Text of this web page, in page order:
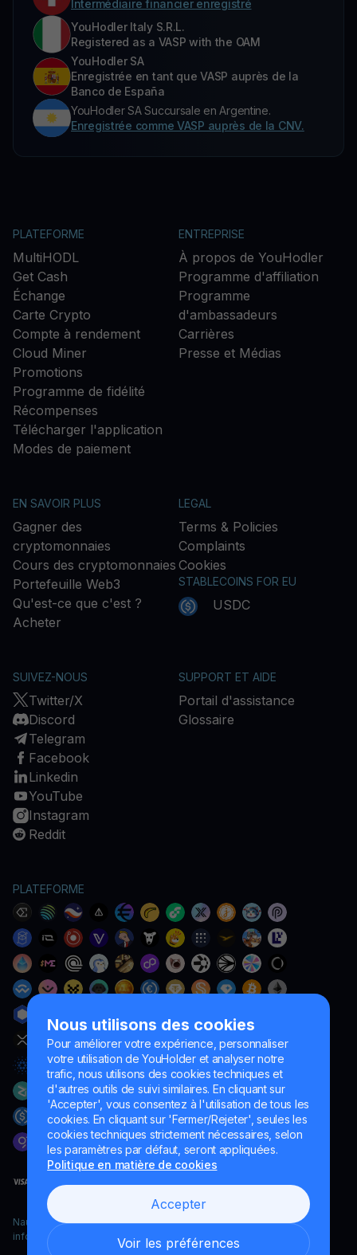
Nous utilisons des cookies
Pour améliorer votre expérience, personnaliser
votre utilisation de YouHolder et analyser notre
trafic, nous utilisons des cookies techniques et
d'autres outils de suivi similaires. En cliquant sur
'Accepter', vous consentez à l'utilisation de tous les
cookies. En cliquant sur 'Fermer/Rejeter', seules les
cookies techniques strictement nécessaires, selon
les paramètres par défaut, seront appliquées.
Politique en matière de cookies
Accepter
Voir les préférences
Intermédiaire financier enregistré
YouHodler Italy S.R.L.
Registered as a VASP with the OAM
YouHodler SA
Enregistrée en tant que VASP auprès de la
Banco de España
YouHodler SA Succursale en Argentine.
Enregistrée comme VASP auprès de la CNV.
PLATEFORME
MultiHODL
Get Cash
Échange
Carte Crypto
Compte à rendement
Cloud Miner
Promotions
Programme de fidélité
Récompenses
Télécharger l'application
Modes de paiement
ENTREPRISE
À propos de YouHodler
Programme d'affiliation
Programme
d'ambassadeurs
Carrières
Presse et Médias
EN SAVOIR PLUS
Gagner des
cryptomonnaies
Cours des cryptomonnaies
Portefeuille Web3
Qu'est-ce que c'est ?
Acheter
LEGAL
Terms & Policies
Complaints
Cookies
STABLECOINS FOR EU
USDC
SUIVEZ-NOUS
Twitter/X
Discord
Telegram
Facebook
Linkedin
YouTube
Instagram
Reddit
SUPPORT ET AIDE
Portail d'assistance
Glossaire
PLATEFORME
Naumard LTD. – uniquement à des fins de développement
informatique, de recherche et de marketing